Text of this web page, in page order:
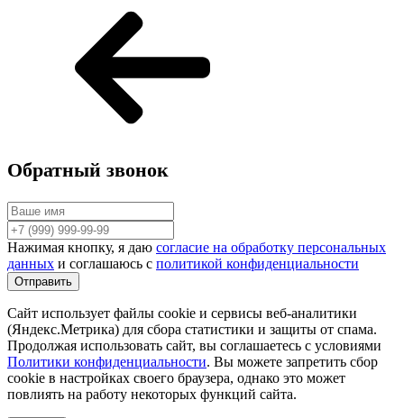
Обратный звонок
Нажимая кнопку, я даю согласие на обработку персональных
данных и соглашаюсь с политикой конфиденциальности
Сайт использует файлы cookie и сервисы веб-аналитики
(Яндекс.Метрика) для сбора статистики и защиты от спама.
Продолжая использовать сайт, вы соглашаетесь с условиями
Политики конфиденциальности. Вы можете запретить сбор
cookie в настройках своего браузера, однако это может
повлиять на работу некоторых функций сайта.